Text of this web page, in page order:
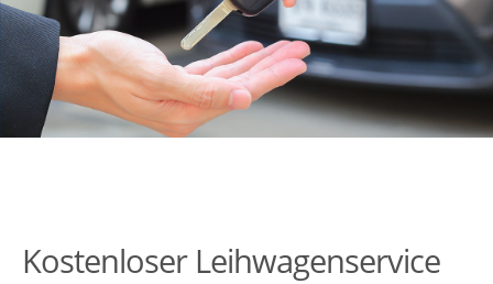
Kostenloser Leihwagenservice